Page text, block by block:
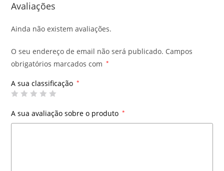
Avaliações
Ainda não existem avaliações.
O seu endereço de email não será publicado. Campos
obrigatórios marcados com
*
A sua classificação *
A sua avaliação sobre o produto *